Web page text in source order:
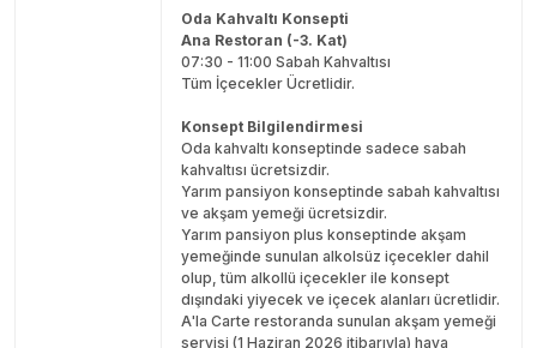
Oda Kahvaltı Konsepti
Ana Restoran (-3. Kat)
07:30 - 11:00 Sabah Kahvaltısı
Tüm İçecekler Ücretlidir.
Konsept Bilgilendirmesi
Oda kahvaltı konseptinde sadece sabah
kahvaltısı ücretsizdir.
Yarım pansiyon konseptinde sabah kahvaltısı
ve akşam yemeği ücretsizdir.
Yarım pansiyon plus konseptinde akşam
yemeğinde sunulan alkolsüz içecekler dahil
olup, tüm alkollü içecekler ile konsept
dışındaki yiyecek ve içecek alanları ücretlidir.
A'la Carte restoranda sunulan akşam yemeği
servisi (1 Haziran 2026 itibarıyla) hava